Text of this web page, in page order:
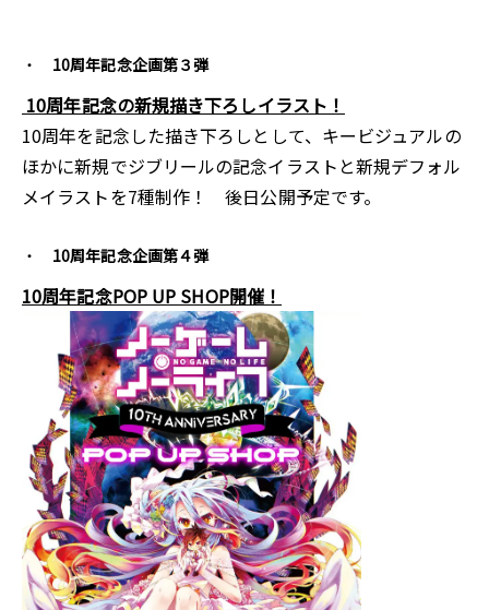
10周年記念企画第３弾
10周年記念の新規描き下ろしイラスト！
10周年を記念した描き下ろしとして、キービジュアルの
ほかに新規でジブリールの記念イラストと新規デフォル
メイラストを7種制作！ 後日公開予定です。
10周年記念企画第４弾
10周年記念POP UP SHOP開催！